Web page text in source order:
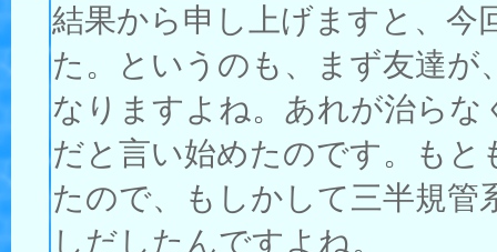
結果から申し上げますと、
た。というのも、まず友達
なりますよね。あれが治ら
だと言い始めたのです。も
たので、もしかして三半規管
しだしたんですよね。